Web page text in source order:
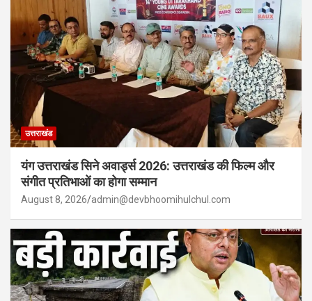
उत्तराखंड
यंग उत्तराखंड सिने अवार्ड्स 2026: उत्तराखंड की फिल्म और
संगीत प्रतिभाओं का होगा सम्मान
August 8, 2026 admin@devbhoomihulchul.com